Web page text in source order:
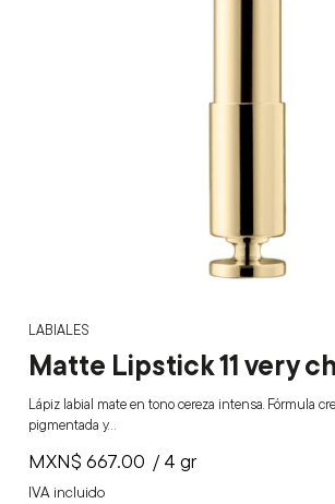
LABIALES
Matte Lipstick 11 very
Lápiz labial mate en tono cereza intensa. Fórmula
pigmentada y…
MXN$ 667.00
IVA incluido
/ 4 gr